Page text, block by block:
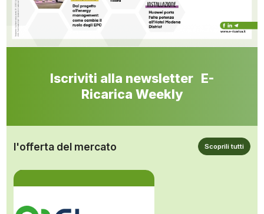
Iscriviti alla newsletter E-
Ricarica Weekly
l'offerta del mercato Scoprili tutti